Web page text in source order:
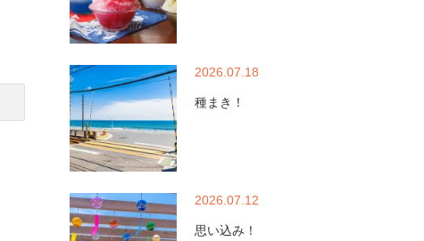
2026.07.18
種まき！
2026.07.12
思い込み！